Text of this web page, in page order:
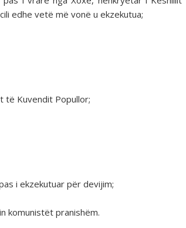
edhe vetë më vonë u ekzekutua;
të Kuvendit Popullor;
i ekzekutuar për devijim;
komunistët pranishëm.